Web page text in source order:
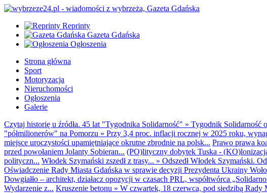
Reprinty
Gazeta Gdańska
Ogłoszenia
Strona główna
Sport
Motoryzacja
Nieruchomości
Ogłoszenia
Galerie
Czytaj historię u źródła. 45 lat "Tygodnika Solidarność" » Tygodnik Solidarność
"półmilionerów" na Pomorzu » Przy 3,4 proc. inflacji rocznej w 2025 roku,
miejsce uroczystości upamiętniające okrutne zbrodnie na polsk... Prawo prawa
przed powołaniem Jolanty Sobieran... (PO)lityczny dobytek Tuska -
polityczn... Włodek Szymański zszedł z trasy... » Odszedł Włodek Szymański.
Oświadczenie Rady Miasta Gdańska w sprawie decyzji Prezydenta Ukrainy
Dowgiałło – architekt, działacz opozycji w czasach PRL, współtwórca
Wydarzenie z... Kruszenie betonu » W czwartek, 18 czerwca, pod siedzibą Rady